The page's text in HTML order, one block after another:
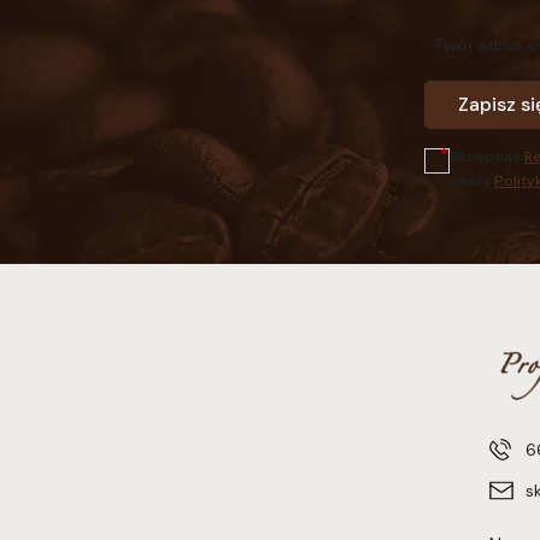
Twój adres
Zapisz
Akceptuję
naszą